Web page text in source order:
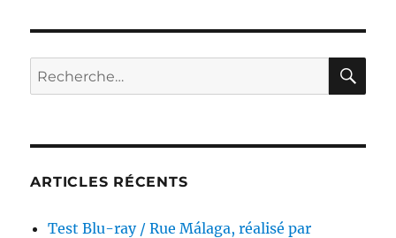
Exécutions,
par
Recherche
pour :
ARTICLES RÉCENTS
Test Blu-ray / Rue Málaga, réalisé par